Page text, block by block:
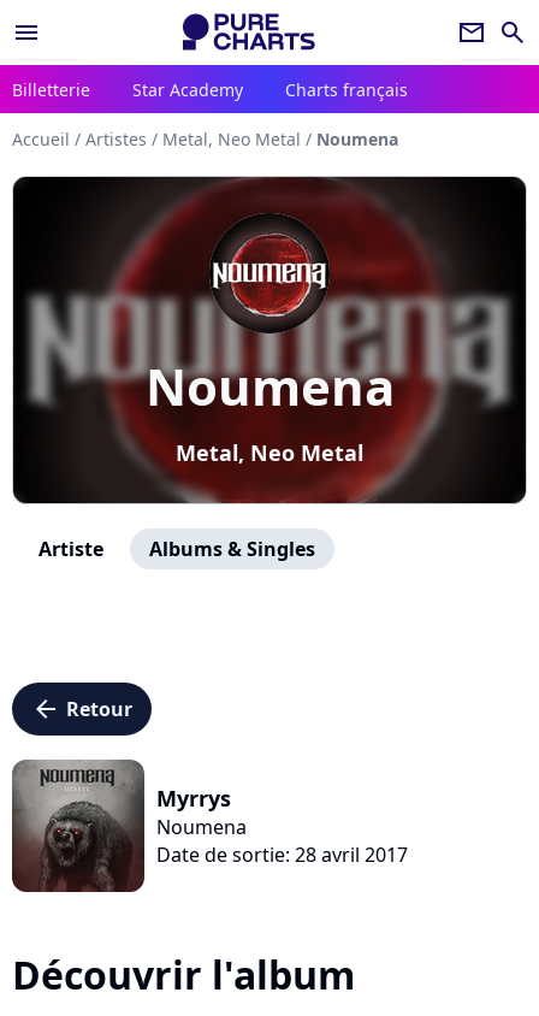
menu newsletter search
Billetterie Star Academy Charts français
Accueil / Artistes / Metal, Neo Metal / Noumena
Noumena
Metal, Neo Metal
Artiste Albums & Singles
arrow_left Retour
Myrrys
Noumena
Date de sortie: 28 avril 2017
Découvrir l'album